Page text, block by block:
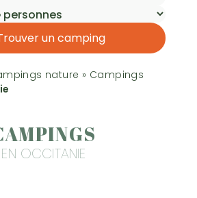
un camping
nature » Campings
EN OCCITANIE